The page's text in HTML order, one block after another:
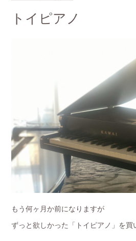
トイピアノ
もう何ヶ月か前になりますが
ずっと欲しかった「トイピアノ」を買